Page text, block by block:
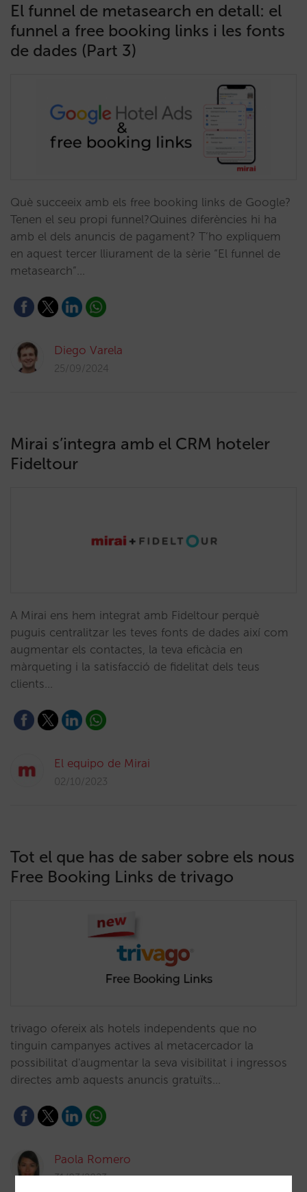
El funnel de metasearch en detall: el
funnel a free booking links i les fonts
de dades (Part 3)
Què succeeix amb els free booking links de Google?
Tenen el seu propi funnel?Quines diferències hi ha
amb el dels anuncis de pagament? T’ho expliquem
en aquest tercer lliurament de la sèrie “El funnel de
metasearch”…
Diego Varela
25/09/2024
Mirai s’integra amb el CRM hoteler
Fideltour
A Mirai ens hem integrat amb Fideltour perquè
puguis centralitzar les teves fonts de dades així com
augmentar els contactes, la teva eficàcia en
màrqueting i la satisfacció de fidelitat dels teus
clients…
El equipo de Mirai
02/10/2023
Tot el que has de saber sobre els nous
Free Booking Links de trivago
trivago ofereix als hotels independents que no
tinguin campanyes actives al metacercador la
possibilitat d'augmentar la seva visibilitat i ingressos
directes amb aquests anuncis gratuïts…
Paola Romero
31/03/2023